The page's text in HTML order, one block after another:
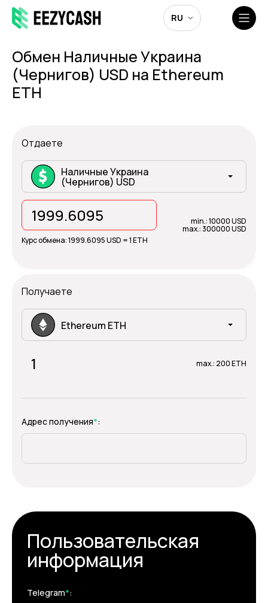
RU
Обмен Наличные Украина
(Чернигов) USD на Ethereum
ETH
Отдаете
Наличные Украина
(Чернигов) USD
Курс обмена:1999.6095 USD = 1 ETH
min.: 10000 USD
max.: 300000 USD
Получаете
Ethereum ETH
max.: 200 ETH
Адрес получения*:
Пользовательская
информация
Telegram*: